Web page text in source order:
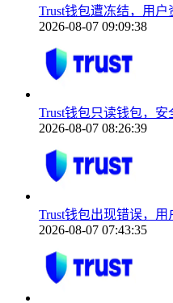
Trust钱包遭冻结，用
2026-08-07 09:09:38
Trust钱包只读钱包，
2026-08-07 08:26:39
Trust钱包出现错误，
2026-08-07 07:43:35